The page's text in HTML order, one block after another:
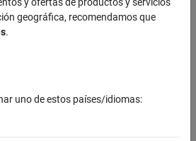
tan útil fue esta traducción?
geográfica, recomendamos que
.
uno de estos países/idiomas: